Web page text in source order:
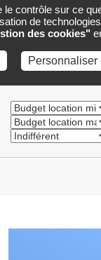
CARTE
contrôle sur ce
de
des cookies"
Personnaliser